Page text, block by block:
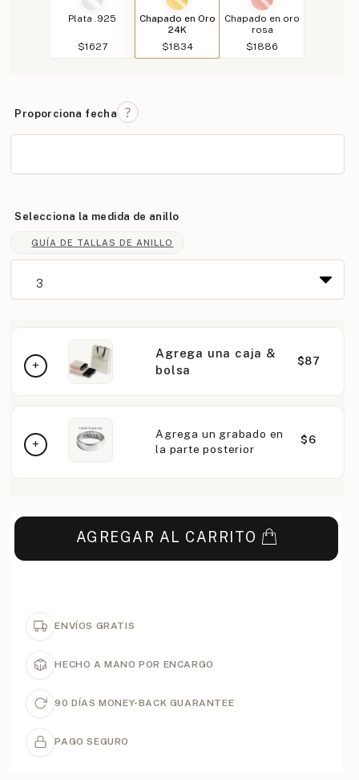
Plata .925
$1627
Chapado en Oro
24K
$1834
Chapado en oro
rosa
$1886
Proporciona fecha
Selecciona la medida de anillo
GUÍA DE TALLAS DE ANILLO
Agrega una caja &
bolsa
$87
Agrega un grabado en
la parte posterior
$6
AGREGAR AL CARRITO
ENVÍOS GRATIS
HECHO A MANO POR ENCARGO
90 DÍAS MONEY-BACK GUARANTEE
PAGO SEGURO